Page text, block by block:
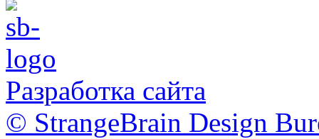
Разработка сайта
© StrangeBrain Design